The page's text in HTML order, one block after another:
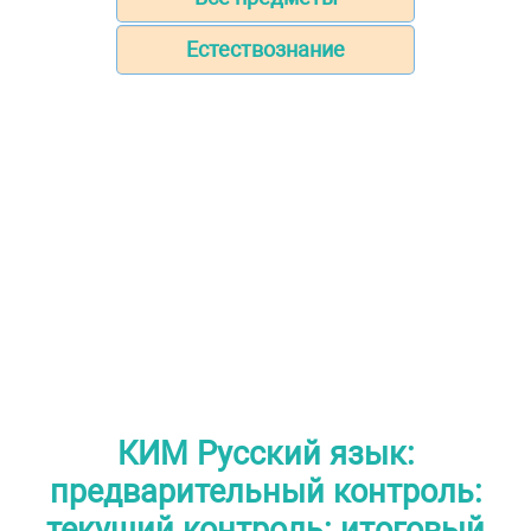
Естествознание
КИМ Русский язык:
предварительный контроль: